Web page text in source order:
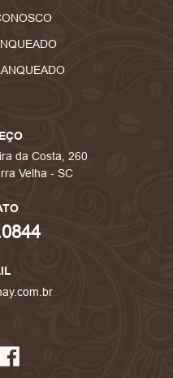
da Costa, 260
Velha - SC